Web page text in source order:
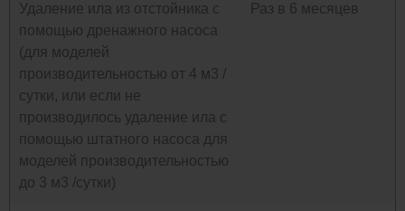
Удаление ила из отстойника с
помощью дренажного насоса
(для моделей
производительностью от 4 м3 /
сутки, или если не
производилось удаление ила с
помощью штатного насоса для
моделей производительностью
до 3 м3 /сутки)
Раз в 6 месяцев